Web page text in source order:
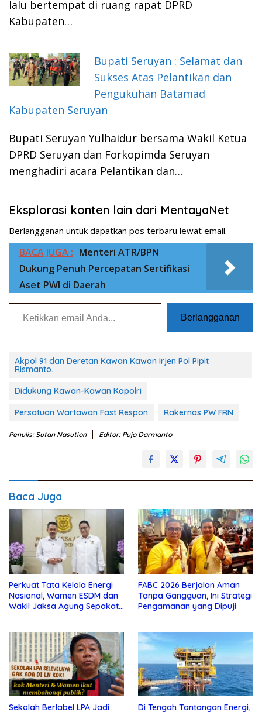
lalu bertempat di ruang rapat DPRD
Kabupaten…
Bupati Seruyan : Selamat dan
Sukses Atas Pelantikan dan
Pengukuhan Batamad
Kabupaten Seruyan
Bupati Seruyan Yulhaidur bersama Wakil Ketua
DPRD Seruyan dan Forkopimda Seruyan
menghadiri acara Pelantikan dan…
Eksplorasi konten lain dari MentayaNet
Berlangganan untuk dapatkan pos terbaru lewat email.
BACA JUGA : Menteri ATR/BPN
Dukung Penuh Percepatan Sertifikasi
Aset PWI di Daerah
Ketikkan email Anda...
Berlangganan
Akpol 91 dan Deretan Kawan Kawan Irjen Pol Pipit
Rismanto.
Didukung Kawan-Kawan Kapolri
Persatuan Wartawan Fast Respon Rakernas PW FRN
Penulis: Sutan Nasution Editor: Pujo Darmanto
Baca Juga
Perkuat Tata Kelola Energi
Nasional, Wamen ESDM dan
Wakil Jaksa Agung Sepakat
FABC 2026 Berjalan Aman
Tanpa Gangguan, Ini Strategi
Pengamanan yang Dipuji
Sekolah Berlabel LPA Jadi
Di Tengah Tantangan Energi,